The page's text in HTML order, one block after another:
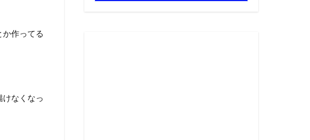
作ってる
なくなっ